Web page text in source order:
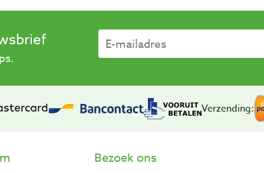
Verzending:
Bezoek ons